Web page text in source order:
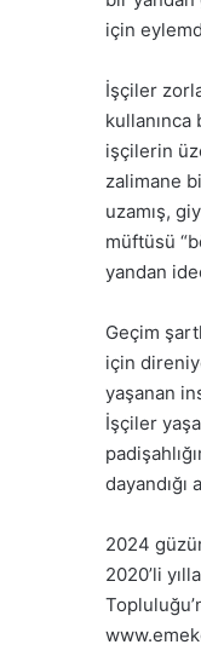
için
İşçiler
kullanınca
işçilerin
zalimane
uzamış,
müftüsü
yandan
Geçim
için
yaşanan
İşçiler
dayandığı
2024
2020’li